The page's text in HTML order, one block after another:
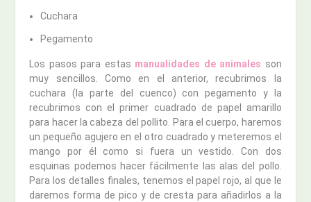
Cuchara
Pegamento
Los pasos para estas manualidades de animales son
muy sencillos. Como en el anterior, recubrimos la
cuchara (la parte del cuenco) con pegamento y la
recubrimos con el primer cuadrado de papel amarillo
para hacer la cabeza del pollito. Para el cuerpo, haremos
un pequeño agujero en el otro cuadrado y meteremos el
mango por él como si fuera un vestido. Con dos
esquinas podemos hacer fácilmente las alas del pollo.
Para los detalles finales, tenemos el papel rojo, al que le
daremos forma de pico y de cresta para añadirlos a la